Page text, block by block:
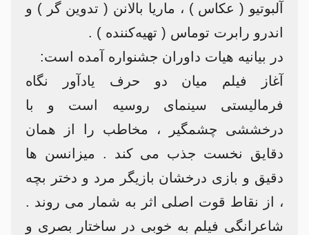
آلبوتیو ( عکاس ) ، ماریا بالانن ( تدوین گر ) و
اندرو رابرت توماس ( تهیه‌کننده ) .
در بیانیه هیات داوران جشنواره آمده است:
آغاز فیلم میان دو حرف یادآور نگاه
فرمالیستی سینمای روسیه است و با
درخششی چشمگیر ، مخاطب را از همان
دقایق نخست جذب می کند . میزانسن ها
دقیق و بازی درخشان بازیگر مرد و دختر بچه
، از نقاط قوت اصلی اثر به شمار می روند .
شاعرانگی فیلم به خوبی در ساختار بصری و